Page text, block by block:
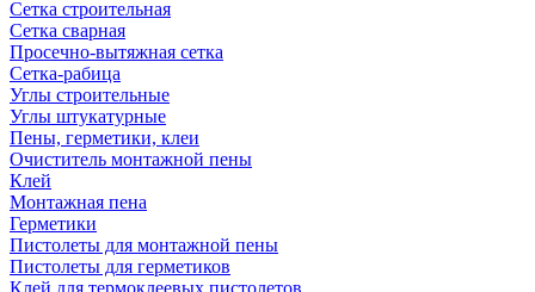
Сетка строительная
Сетка сварная
Просечно-вытяжная сетка
Сетка-рабица
Углы строительные
Углы штукатурные
Пены, герметики, клеи
Очиститель монтажной пены
Клей
Монтажная пена
Герметики
Пистолеты для монтажной пены
Пистолеты для герметиков
Клей для термоклеевых пистолетов